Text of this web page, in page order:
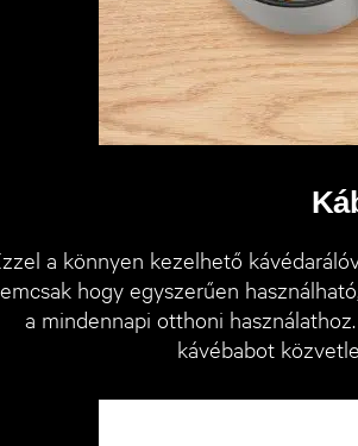
a könnyen kezelhető
hogy egyszerűen
a mindennapi otthoni
kávébabot